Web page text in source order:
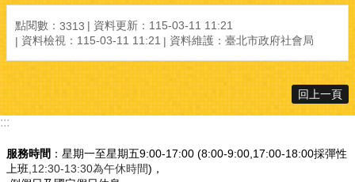
點閱數： 3313 資料更新： 115-03-11 11:21
資料檢視： 115-03-11 11:21 資料維護： 臺北市政府社會局
回上一頁
:::
服務時間 ：星期一至星期五9:00-17:00 (8:00-9:00,17:00-18:00採彈性
上班 ,12:30-13:30為午休時間)，